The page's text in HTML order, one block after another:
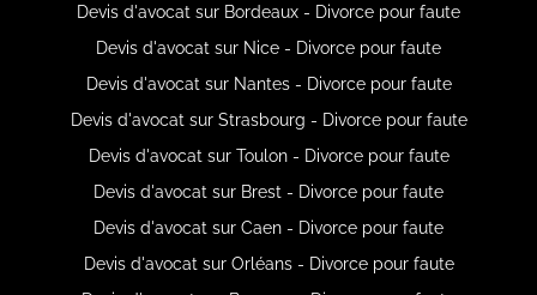
Devis d'avocat sur Bordeaux - Divorce pour faute
Devis d'avocat sur Nice - Divorce pour faute
Devis d'avocat sur Nantes - Divorce pour faute
Devis d'avocat sur Strasbourg - Divorce pour faute
Devis d'avocat sur Toulon - Divorce pour faute
Devis d'avocat sur Brest - Divorce pour faute
Devis d'avocat sur Caen - Divorce pour faute
Devis d'avocat sur Orléans - Divorce pour faute